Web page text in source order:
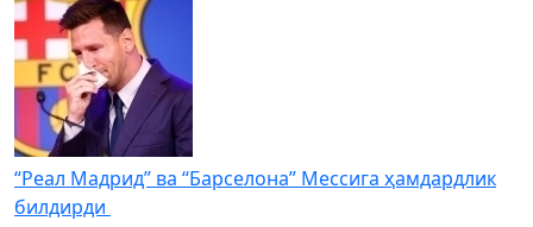
“Реал Мадрид” ва “Барселона” Мессига ҳамдардлик
билдирди